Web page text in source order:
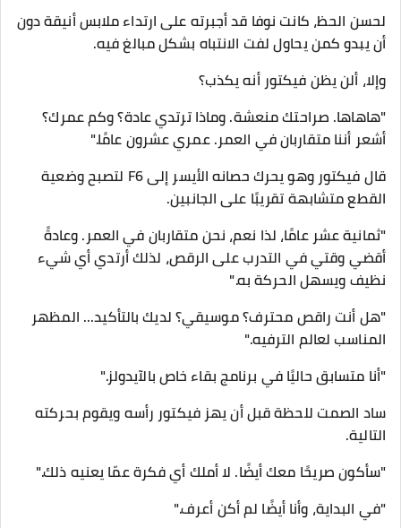
لحسن الحظ، كانت نوفا قد أجبرته على ارتداء ملابس أنيقة دون
أن يبدو كمن يحاول لفت الانتباه بشكل مبالغ فيه.
وإلا، ألن يظن فيكتور أنه يكذب؟
"هاهاها. صراحتك منعشة. وماذا ترتدي عادة؟ وكم عمرك؟
أشعر أننا متقاربان في العمر. عمري عشرون عامًا."
قال فيكتور وهو يحرك حصانه الأيسر إلى F6 لتصبح وضعية
القطع متشابهة تقريبًا على الجانبين.
"ثمانية عشر عامًا، لذا نعم، نحن متقاربان في العمر. وعادةً
أقضي وقتي في التدرب على الرقص، لذلك أرتدي أي شيء
نظيف ويسهل الحركة به."
"هل أنت راقص محترف؟ موسيقي؟ لديك بالتأكيد... المظهر
المناسب لعالم الترفيه."
"أنا متسابق حاليًا في برنامج بقاء خاص بالآيدولز."
ساد الصمت للحظة قبل أن يهز فيكتور رأسه ويقوم بحركته
التالية.
"سأكون صريحًا معك أيضًا. لا أملك أي فكرة عمّا يعنيه ذلك."
"في البداية، وأنا أيضًا لم أكن أعرف."